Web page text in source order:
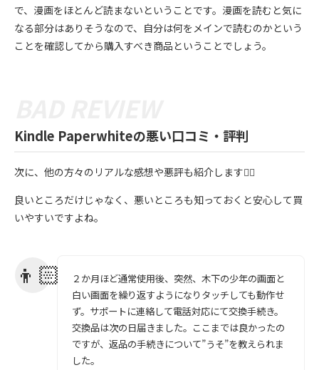
で、漫画をほとんど読まないということです。漫画を読むと気に
なる部分はありそうなので、自分は何をメインで読むのかという
ことを確認してから購入すべき商品ということでしょう。
Kindle Paperwhiteの悪い口コミ・評判
次に、他の方々のリアルな感想や悪評も紹介します💁‍♀️
良いところだけじゃなく、悪いところも知っておくと安心して買
いやすいですよね。
２か月ほど通常使用後、突然、木下の少年の画面と
白い画面を繰り返すようになりタッチしても動作せ
ず。サポートに連絡して電話対応にて交換手続き。
交換品は次の日届きました。ここまでは良かったの
ですが、返品の手続きについて”うそ”を教えられま
した。